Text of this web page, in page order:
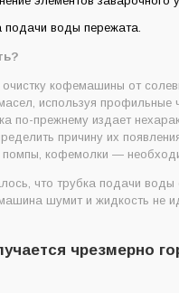
подачи воды пережата.
кофемашины от
используя профильные
по-прежнему издает
причину их
помпы, кофемолки —
что трубка подачи воды
шумит и жидкость не
чрезмерно